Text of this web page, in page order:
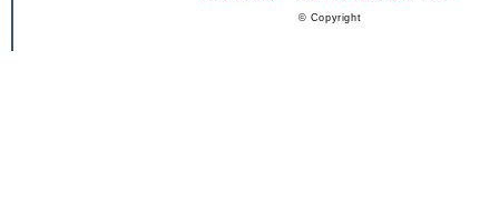
© Copyright